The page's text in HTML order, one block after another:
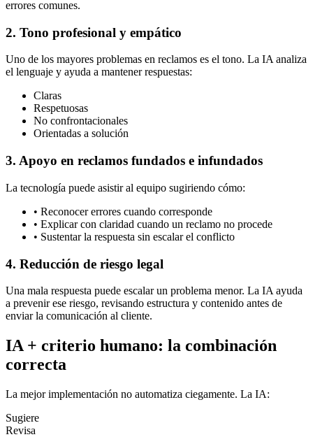
errores comunes.
2. Tono profesional y empático
Uno de los mayores problemas en reclamos es el tono. La IA analiza
el lenguaje y ayuda a mantener respuestas:
Claras
Respetuosas
No confrontacionales
Orientadas a solución
3. Apoyo en reclamos fundados e infundados
La tecnología puede asistir al equipo sugiriendo cómo:
• Reconocer errores cuando corresponde
• Explicar con claridad cuando un reclamo no procede
• Sustentar la respuesta sin escalar el conflicto
4. Reducción de riesgo legal
Una mala respuesta puede escalar un problema menor. La IA ayuda
a prevenir ese riesgo, revisando estructura y contenido antes de
enviar la comunicación al cliente.
IA + criterio humano: la combinación
correcta
La mejor implementación no automatiza ciegamente. La IA:
Sugiere
Revisa